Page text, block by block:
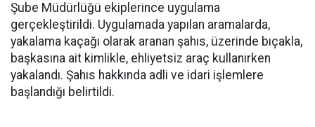
Şube Müdürlüğü ekiplerince uygulama
gerçekleştirildi. Uygulamada yapılan aramalarda,
yakalama kaçağı olarak aranan şahıs, üzerinde bıçakla,
başkasına ait kimlikle, ehliyetsiz araç kullanırken
yakalandı. Şahıs hakkında adli ve idari işlemlere
başlandığı belirtildi.